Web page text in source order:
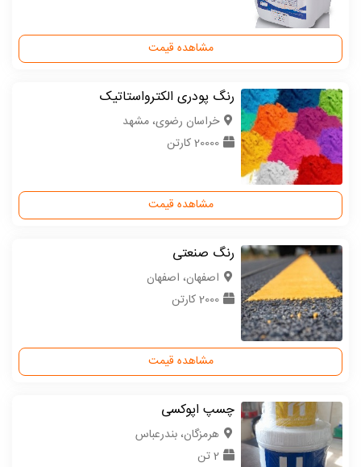
مشاهده قیمت
رنگ پودری الکترواستاتیک
خراسان رضوی، مشهد
20000 کارتن
مشاهده قیمت
رنگ صنعتی
اصفهان، اصفهان
2000 کارتن
مشاهده قیمت
چسپ اپوکسی
هرمزگان، بندرعباس
2 تن